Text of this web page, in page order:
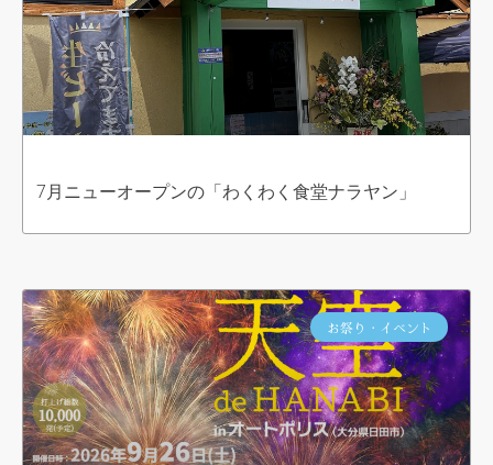
7月ニューオープンの「わくわく食堂ナラヤン」
お祭り・イベント